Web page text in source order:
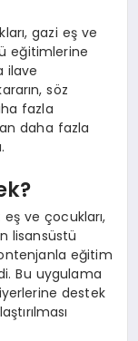
gazi eş ve
eğitimlerine
ilave
söz
fazla
daha fazla
ve çocukları,
lisansüstü
eğitim
Bu uygulama
destek